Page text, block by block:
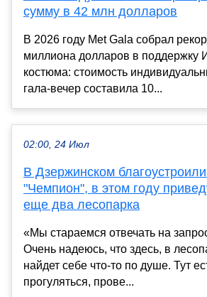
сумму в 42 млн долларов
В 2026 году Met Gala собрал
миллиона долларов в поддержку
костюма: стоимость
гала-вечер составила 10...
02:00, 24 Июл
В Дзержинском
"Чемпион", в этом году
еще два лесопарка
«Мы стараемся отвечать на
Очень надеюсь, что здесь, в
найдет себе что-то по душе. Тут
прогуляться, прове...